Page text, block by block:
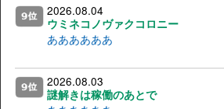
2026.08.04
ウミネコノヴァクコロニー
ああああああ
2026.08.03
謎解きは稼働のあとで